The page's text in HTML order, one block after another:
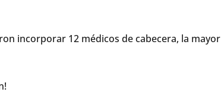
incorporar 12 médicos de cabecera, la mayor